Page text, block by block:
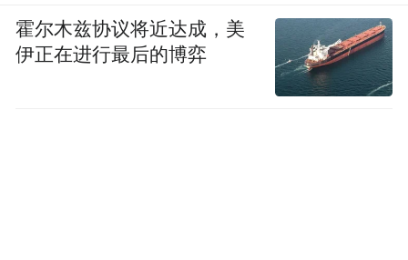
霍尔木兹协议将近达成，美
伊正在进行最后的博弈